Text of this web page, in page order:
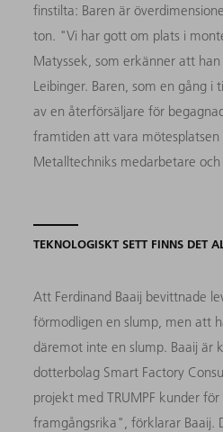
finstilta: Baren är
ton. "Vi har gott om plats i
Matyssek, som erkänner att
Leibinger. Baren, som en gång i
av en återförsäljare för
framtiden att vara mötesplatsen
Metalltechniks medarbetare och
TEKNOLOGISKT SETT FINNS DET
Att Ferdinand Baaij bevittnade
förmodligen en slump, men att
däremot inte en slump. Baaij är
dotterbolag Smart Factory
projekt med TRUMPF kunder
framgångsrika", förklarar Baaij.